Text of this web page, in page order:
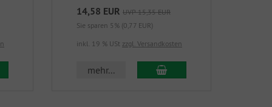
Warenkorb
14,58 EUR UVP 15,35 EUR
Sie sparen 5% (0,77 EUR)
inkl. 19 % USt zzgl. Versandkosten
mehr... In den Warenkorb